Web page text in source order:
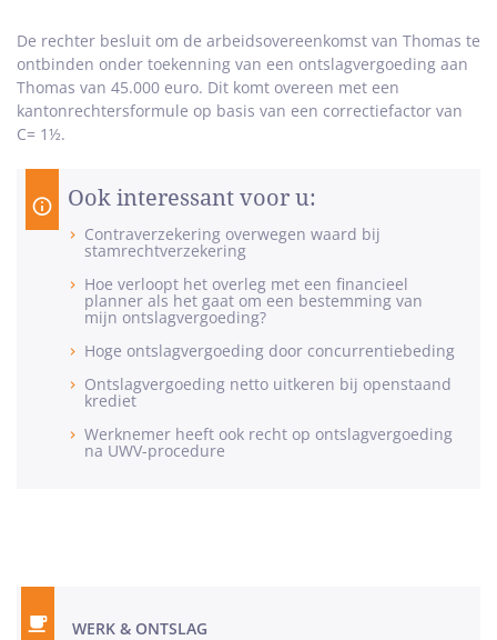
De rechter besluit om de arbeidsovereenkomst van Thomas te
ontbinden onder toekenning van een ontslagvergoeding aan
Thomas van 45.000 euro. Dit komt overeen met een
kantonrechtersformule op basis van een correctiefactor van
C= 1½.
Ook interessant voor u:
Contraverzekering overwegen waard bij
stamrechtverzekering
Hoe verloopt het overleg met een financieel
planner als het gaat om een bestemming van
mijn ontslagvergoeding?
Hoge ontslagvergoeding door concurrentiebeding
Ontslagvergoeding netto uitkeren bij openstaand
krediet
Werknemer heeft ook recht op ontslagvergoeding
na UWV-procedure
WERK & ONTSLAG